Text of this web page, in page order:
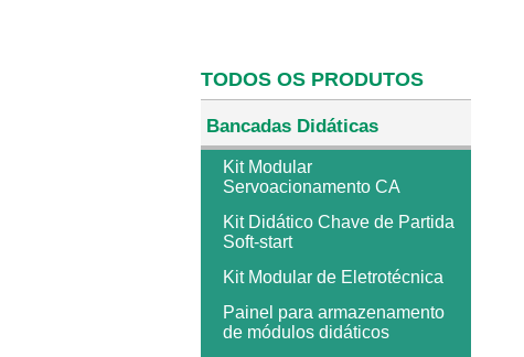
TODOS OS PRODUTOS
Bancadas Didáticas
Kit Modular
Servoacionamento CA
Kit Didático Chave de Partida
Soft-start
Kit Modular de Eletrotécnica
Painel para armazenamento
de módulos didáticos